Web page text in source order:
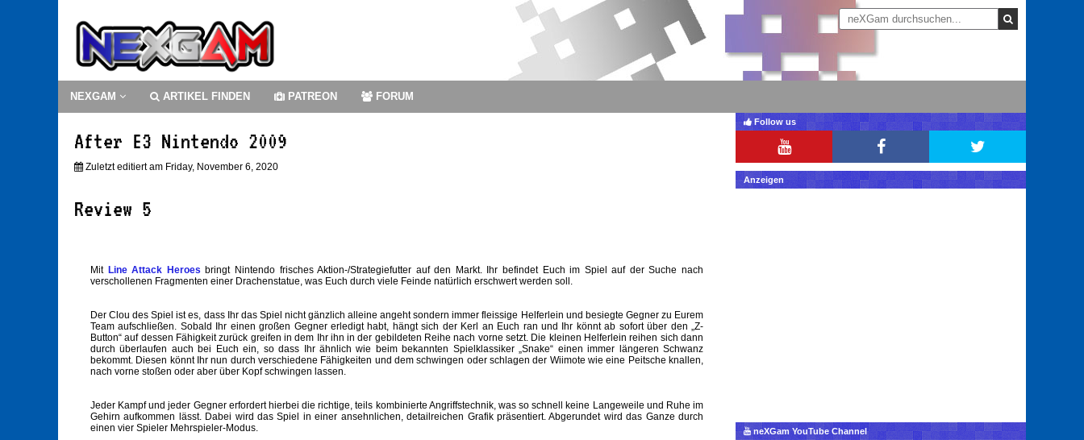
NEXGAM ARTIKEL FINDEN PATREON FORUM
After E3 Nintendo 2009
Zuletzt editiert am Friday, November 6, 2020
Review 5
Mit Line Attack Heroes bringt Nintendo frisches Aktion-/Strategiefutter auf den Markt. Ihr befindet Euch im Spiel auf der Suche nach
verschollenen Fragmenten einer Drachenstatue, was Euch durch viele Feinde natürlich erschwert werden soll.
Der Clou des Spiel ist es, dass Ihr das Spiel nicht gänzlich alleine angeht sondern immer fleissige Helferlein und besiegte Gegner zu Eurem
Team aufschließen. Sobald Ihr einen großen Gegner erledigt habt, hängt sich der Kerl an Euch ran und Ihr könnt ab sofort über den „Z-
Button“ auf dessen Fähigkeit zurück greifen in dem Ihr ihn in der gebildeten Reihe nach vorne setzt. Die kleinen Helferlein reihen sich dann
durch überlaufen auch bei Euch ein, so dass Ihr ähnlich wie beim bekannten Spielklassiker „Snake“ einen immer längeren Schwanz
bekommt. Diesen könnt Ihr nun durch verschiedene Fähigkeiten und dem schwingen oder schlagen der Wiimote wie eine Peitsche knallen,
nach vorne stoßen oder aber über Kopf schwingen lassen.
Jeder Kampf und jeder Gegner erfordert hierbei die richtige, teils kombinierte Angriffstechnik, was so schnell keine Langeweile und Ruhe im
Gehirn aufkommen lässt. Dabei wird das Spiel in einer ansehnlichen, detailreichen Grafik präsentiert. Abgerundet wird das Ganze durch
einen vier Spieler Mehrspieler-Modus.
Follow us
Anzeigen
neXGam YouTube Channel